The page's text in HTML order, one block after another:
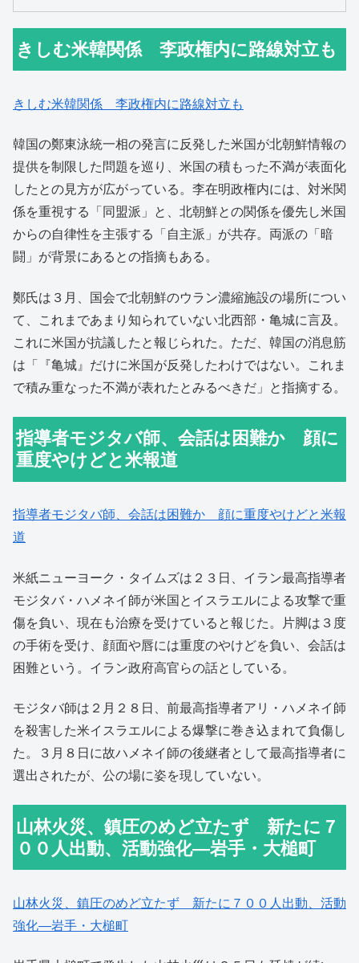
きしむ米韓関係 李政権内に路線対立も
きしむ米韓関係 李政権内に路線対立も
韓国の鄭東泳統一相の発言に反発した米国が北朝鮮情報の
提供を制限した問題を巡り、米国の積もった不満が表面化
したとの見方が広がっている。李在明政権内には、対米関
係を重視する「同盟派」と、北朝鮮との関係を優先し米国
からの自律性を主張する「自主派」が共存。両派の「暗
闘」が背景にあるとの指摘もある。
鄭氏は３月、国会で北朝鮮のウラン濃縮施設の場所につい
て、これまであまり知られていない北西部・亀城に言及。
これに米国が抗議したと報じられた。ただ、韓国の消息筋
は「『亀城』だけに米国が反発したわけではない。これま
で積み重なった不満が表れたとみるべきだ」と指摘する。
指導者モジタバ師、会話は困難か 顔に
重度やけどと米報道
指導者モジタバ師、会話は困難か 顔に重度やけどと米報
道
米紙ニューヨーク・タイムズは２３日、イラン最高指導者
モジタバ・ハメネイ師が米国とイスラエルによる攻撃で重
傷を負い、現在も治療を受けていると報じた。片脚は３度
の手術を受け、顔面や唇には重度のやけどを負い、会話は
困難という。イラン政府高官らの話としている。
モジタバ師は２月２８日、前最高指導者アリ・ハメネイ師
を殺害した米イスラエルによる爆撃に巻き込まれて負傷し
た。３月８日に故ハメネイ師の後継者として最高指導者に
選出されたが、公の場に姿を現していない。
山林火災、鎮圧のめど立たず 新たに７
００人出動、活動強化―岩手・大槌町
山林火災、鎮圧のめど立たず 新たに７００人出動、活動
強化―岩手・大槌町